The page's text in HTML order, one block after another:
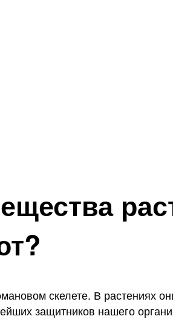
скелете. В растениях
защитников нашего